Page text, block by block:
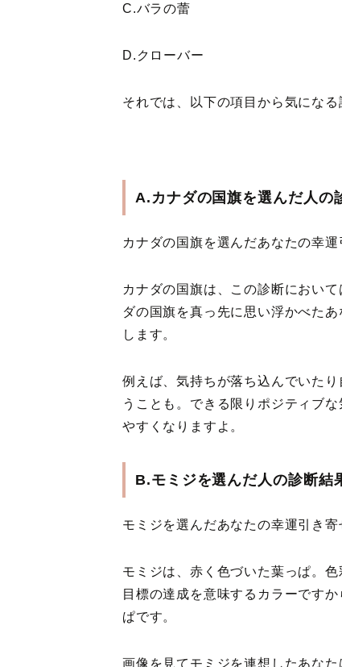
C.バラの蕾
D.クローバー
それでは、以下の項目から気になる
A.カナダの国旗を選んだ人の
カナダの国旗を選んだあなたの幸
カナダの国旗は、この診断におい
ダの国旗を真っ先に思い浮かべた
します。
例えば、気持ちが落ち込んでいた
うことも。できる限りポジティブ
やすくなりますよ。
B.モミジを選んだ人の診断結
モミジを選んだあなたの幸運引き寄
モミジは、赤く色づいた葉っぱ。
目標の達成を意味するカラーです
ぱです。
画像を見てモミジを連想したあな